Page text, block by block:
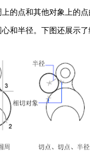
的点和其他对象上的点
和半径。下图还展示